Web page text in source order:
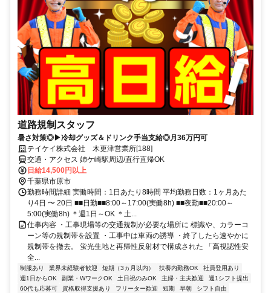
道路規制スタッフ
暑さ対策◎▶冷却グッズ＆ドリンク手当支給◎月36万円可
テイケイ株式会社 木更津営業所[188]
交通・アクセス 姉ケ崎駅周辺/直行直帰OK
日給14,500円以上
千葉県市原市
勤務時間詳細 実働時間：1日あたり8時間 平均勤務日数：1ヶ月あた
り4日 〜 20日 ■■日勤■■8:00～17:00(実働8h) ■■夜勤■■20:00～
5:00(実働8h) ＊週1日～OK ＊土...
仕事内容 ・工事現場等の交通規制が必要な場所に 標識や、カラーコ
ーン等の規制帯を設置 ・工事中は車両の誘導 ・終了したら速やかに
規制帯を撤去。 蛍光生地と再帰性反射材で構成された 「高視認性安
全...
制服あり 業界未経験者歓迎 短期（3ヵ月以内） 扶養内勤務OK
社員登用あり
週1日からOK
副業・WワークOK 土日祝のみOK 主婦・主夫歓迎
週1シフト提出
60代も応募可
資格取得支援あり フリーター歓迎 短期 早朝
シフト自由